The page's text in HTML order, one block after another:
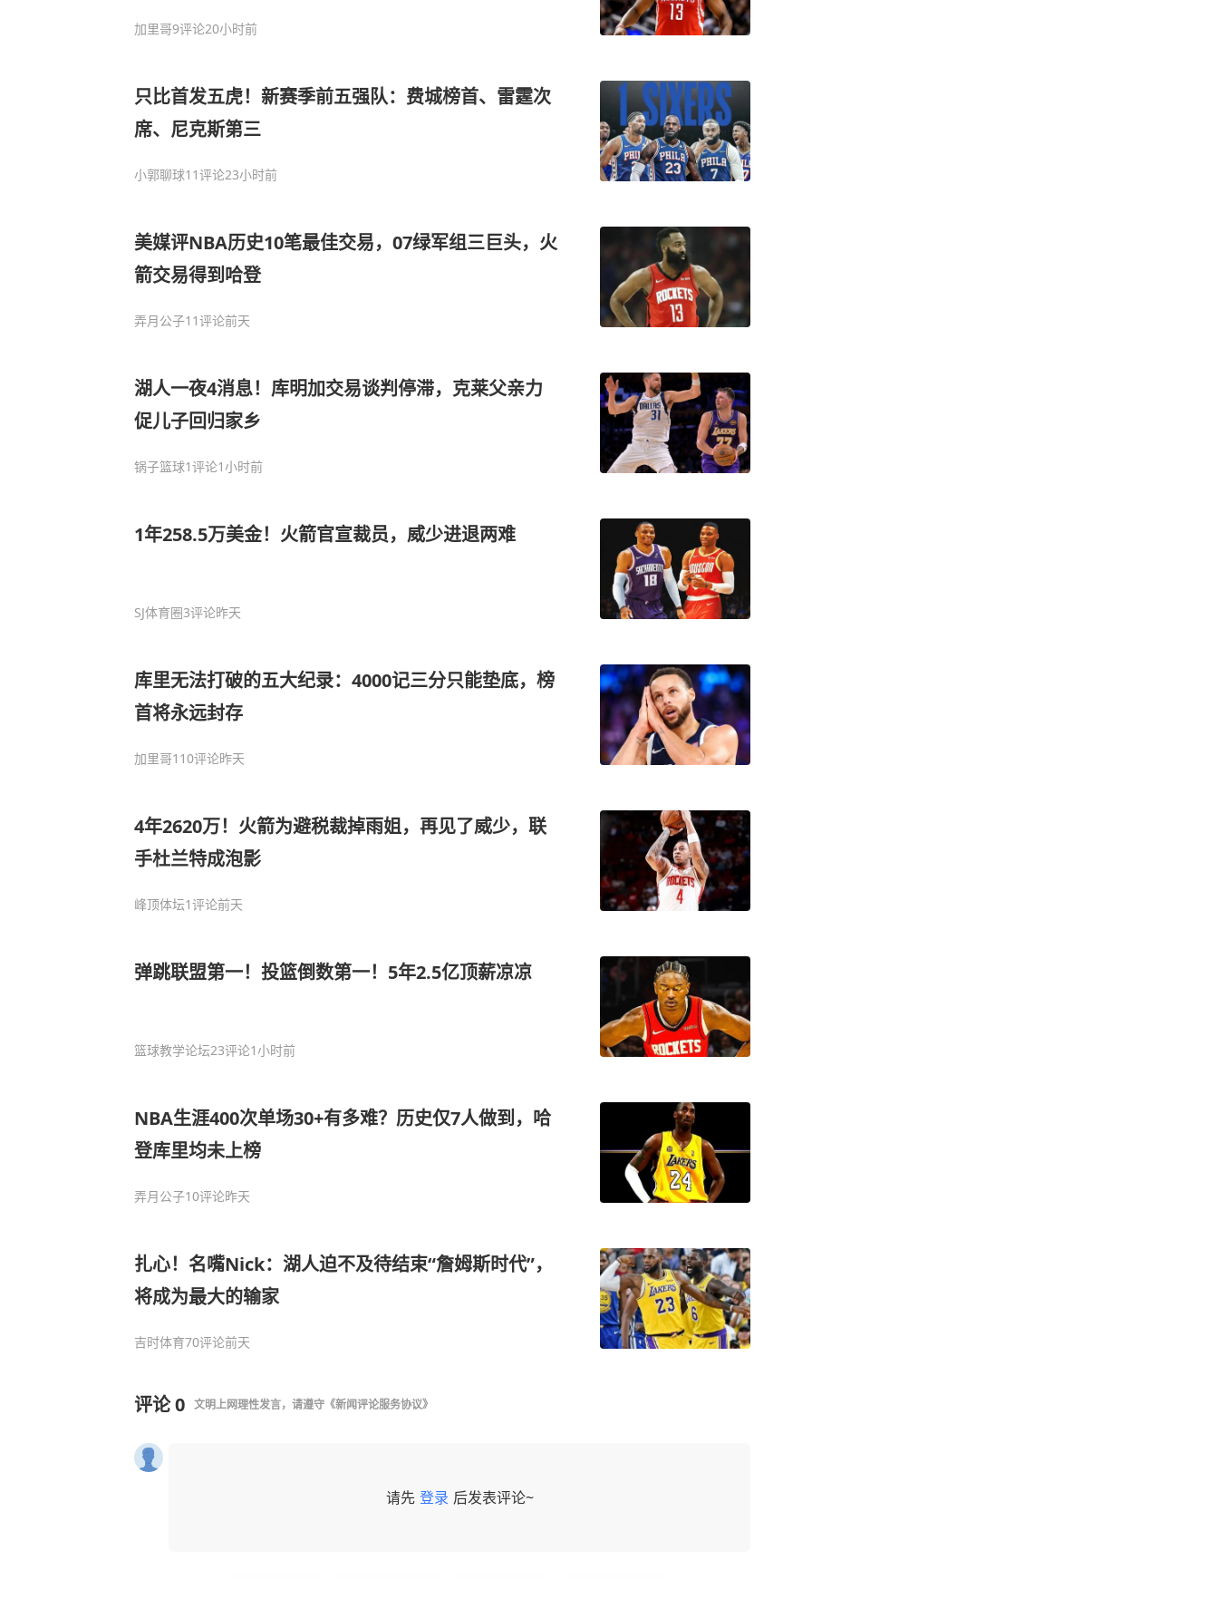
加里哥9评论20小时前
只比首发五虎！新赛季前五强队：费城榜首、雷霆次
席、尼克斯第三
小郭聊球11评论23小时前
美媒评NBA历史10笔最佳交易，07绿军组三巨头，火
箭交易得到哈登
弄月公子11评论前天
湖人一夜4消息！库明加交易谈判停滞，克莱父亲力
促儿子回归家乡
锅子篮球1评论1小时前
1年258.5万美金！火箭官宣裁员，威少进退两难
SJ体育圈3评论昨天
库里无法打破的五大纪录：4000记三分只能垫底，榜
首将永远封存
加里哥110评论昨天
4年2620万！火箭为避税裁掉雨姐，再见了威少，联
手杜兰特成泡影
峰顶体坛1评论前天
弹跳联盟第一！投篮倒数第一！5年2.5亿顶薪凉凉
篮球教学论坛23评论1小时前
NBA生涯400次单场30+有多难？历史仅7人做到，哈
登库里均未上榜
弄月公子10评论昨天
扎心！名嘴Nick：湖人迫不及待结束“詹姆斯时代”，
将成为最大的输家
吉时体育70评论前天
评论0 文明上网理性发言，请遵守 《新闻评论服务协议》
请先 登录 后发表评论~